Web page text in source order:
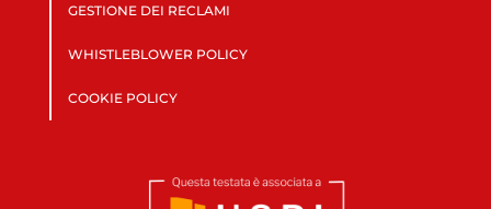
GESTIONE DEI RECLAMI
WHISTLEBLOWER POLICY
COOKIE POLICY